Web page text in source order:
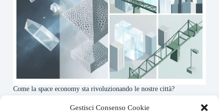
Gestisci Consenso Cookie
Come la space economy sta rivoluzionando le nostre città?